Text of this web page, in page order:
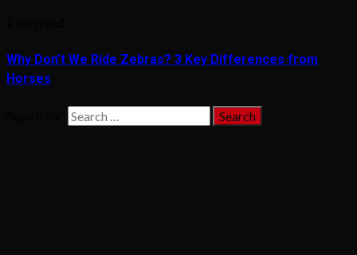
Why Don’t We Ride Zebras? 3 Key Differences from
Horses